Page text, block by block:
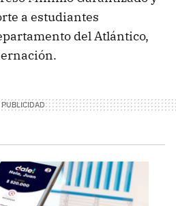
a estudiantes
del Atlántico,